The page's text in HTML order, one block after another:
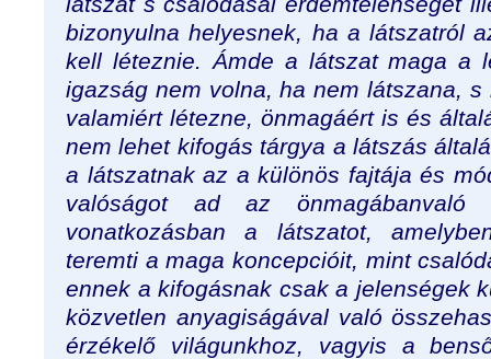
bizonyulna helyesnek, ha a látszatról
kell léteznie. Ámde a látszat maga a
igazság nem volna, ha nem látszana,
valamiért létezne, önmagáért is és
nem lehet kifogás tárgya a látszás
a látszatnak az a különös fajtája és
valóságot ad az
vonatkozásban a látszatot,
teremti a maga koncepcióit, mint
ennek a kifogásnak csak a jelenségek
közvetlen anyagiságával való
érzékelő világunkhoz, vagyis a